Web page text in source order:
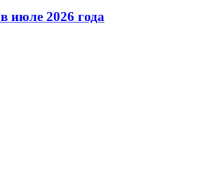
июле 2026 года